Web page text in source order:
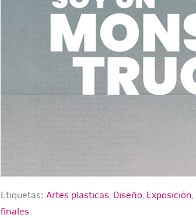
Etiquetas:Artes plasticas, Diseño, Exposición,
finales